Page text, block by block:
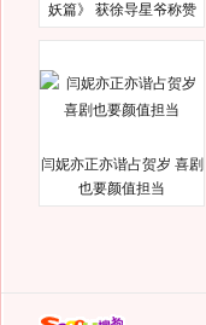
妖篇》 获徐导星爷称赞
闫妮亦正亦谐占贺岁 喜剧
也要颜值担当